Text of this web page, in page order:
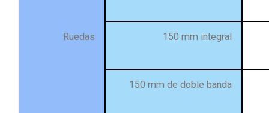
Ruedas 150 mm integral
150 mm de doble banda